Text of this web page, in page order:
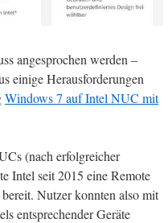
angesprochen werden –
einige Herausforderungen
Windows 7 auf Intel NUC mit
(nach erfolgreicher
Intel seit 2015 eine Remote
Nutzer konnten also mit
entsprechender Geräte